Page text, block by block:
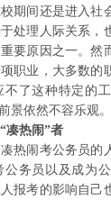
间还是进入社
处理人际关系，
要原因之一。然
职业，大多数的
不了这种特定的
景依然不容乐观。
热闹”者
闹考公务员的
公务员以及成为
报考的影响自己